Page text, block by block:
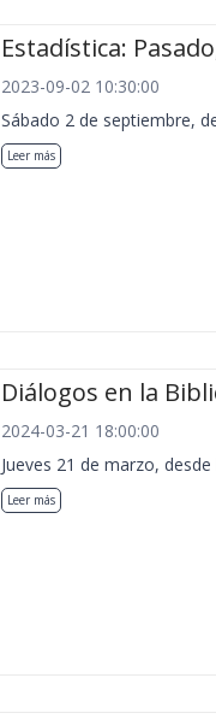
Estadística:
2023-09-02 10:30:00
Sábado 2 de septiembre,
Leer más
Diálogos en la
2024-03-21 18:00:00
Jueves 21 de marzo,
Leer más